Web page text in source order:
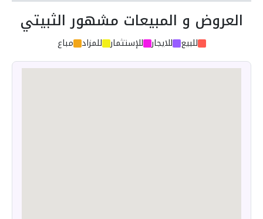
العروض و المبيعات مشهور الثبيتي
للبيع للايجار للإستثمار للمزاد مباع